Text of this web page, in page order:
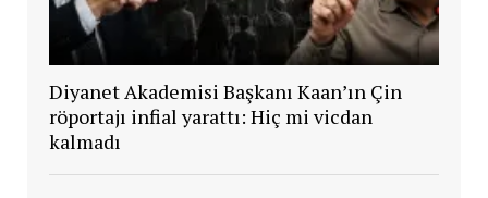
Diyanet Akademisi Başkanı Kaan’ın Çin
röportajı infial yarattı: Hiç mi vicdan
kalmadı